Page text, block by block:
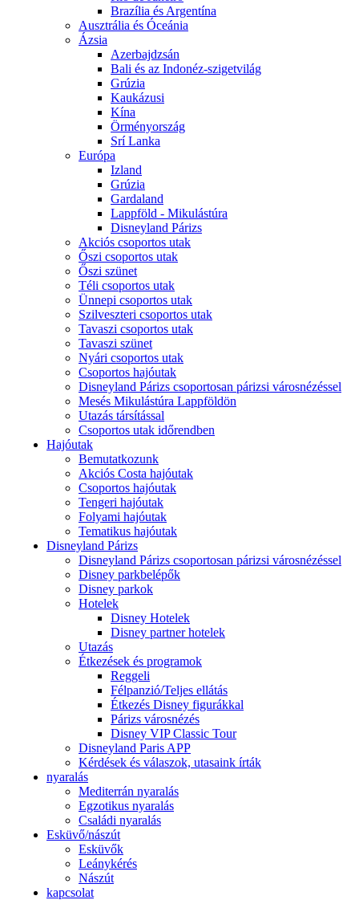
Brazília és Argentína
Ausztrália és Óceánia
Ázsia
Azerbajdzsán
Bali és az Indonéz-szigetvilág
Grúzia
Kaukázusi
Kína
Örményország
Srí Lanka
Európa
Izland
Grúzia
Gardaland
Lappföld - Mikulástúra
Disneyland Párizs
Akciós csoportos utak
Őszi csoportos utak
Őszi szünet
Téli csoportos utak
Ünnepi csoportos utak
Szilveszteri csoportos utak
Tavaszi csoportos utak
Tavaszi szünet
Nyári csoportos utak
Csoportos hajóutak
Disneyland Párizs csoportosan párizsi városnézéssel
Mesés Mikulástúra Lappföldön
Utazás társítással
Csoportos utak időrendben
Hajóutak
Bemutatkozunk
Akciós Costa hajóutak
Csoportos hajóutak
Tengeri hajóutak
Folyami hajóutak
Tematikus hajóutak
Disneyland Párizs
Disneyland Párizs csoportosan párizsi városnézéssel
Disney parkbelépők
Disney parkok
Hotelek
Disney Hotelek
Disney partner hotelek
Utazás
Étkezések és programok
Reggeli
Félpanzió/Teljes ellátás
Étkezés Disney figurákkal
Párizs városnézés
Disney VIP Classic Tour
Disneyland Paris APP
Kérdések és válaszok, utasaink írták
nyaralás
Mediterrán nyaralás
Egzotikus nyaralás
Családi nyaralás
Esküvő/nászút
Esküvők
Leánykérés
Nászút
kapcsolat